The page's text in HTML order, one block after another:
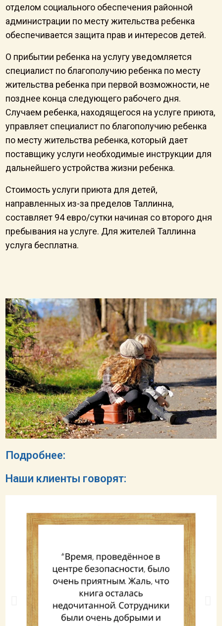
отделом социального обеспечения районной
администрации по месту жительства ребенка
обеспечивается защита прав и интересов детей.
О прибытии ребенка на услугу уведомляется
специалист по благополучию ребенка по месту
жительства ребенка при первой возможности, не
позднее конца следующего рабочего дня.
Случаем ребенка, находящегося на услуге приюта,
управляет специалист по благополучию ребенка
по месту жительства ребенка, который дает
поставщику услуги необходимые инструкции для
дальнейшего устройства жизни ребенка.
Стоимость услуги приюта для детей,
направленных из-за пределов Таллинна,
составляет 94 евро/сутки начиная со второго дня
пребывания на услуге. Для жителей Таллинна
услуга бесплатна.
Подробнее:
Наши клиенты говорят: